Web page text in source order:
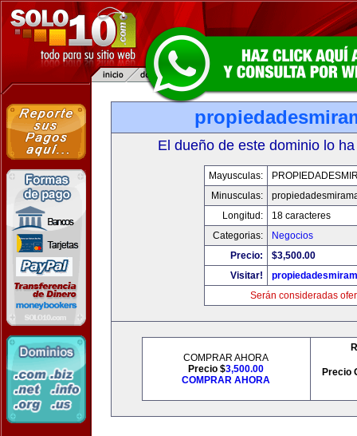
El dueño de este dominio lo
Mayusculas:
Minusculas:
Longitud:
18 caracteres
Categorias:
Negocios
Precio:
$3,500.00
Visitar!
Serán consideradas
COMPRAR AHORA
Precio $3,500.00
COMPRAR AHORA
Precio